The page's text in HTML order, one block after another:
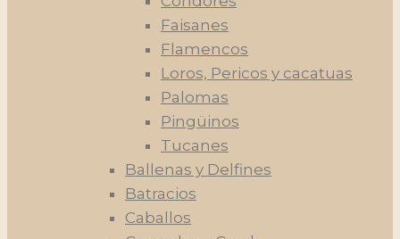
Faisanes
Flamencos
Loros, Pericos y cacatuas
Palomas
Pingüinos
Tucanes
Ballenas y Delfines
Batracios
Caballos